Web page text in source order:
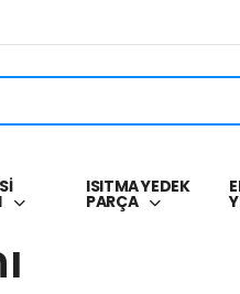
ISITMA YEDEK
PARÇA